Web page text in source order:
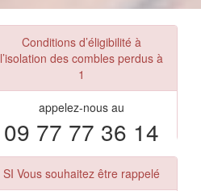
Conditions d’éligibilité à
l’isolation des combles perdus à
1
appelez-nous au
09 77 77 36 14
SI Vous souhaitez être rappelé